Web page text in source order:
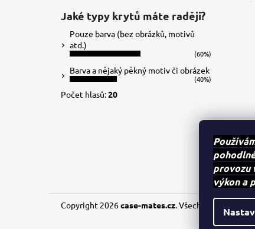
provozu
výkon a
Jaké typy krytů máte raději?
Pouze barva (bez obrázků, motivů
atd.)
(60%)
Barva a nějaký pěkný motiv či obrázek
(40%)
Počet hlasů:20
Copyright 2026case-mates.cz. Všechna práva